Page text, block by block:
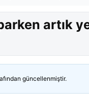
artık
güncellenmiştir.